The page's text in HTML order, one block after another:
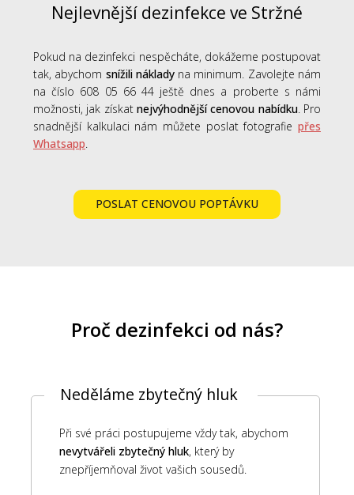
Nejlevnější dezinfekce ve Stržné
Pokud na dezinfekci nespěcháte, dokážeme postupovat
tak, abychom snížili nákladyna minimum. Zavolejte nám
na číslo 608 05 66 44 ještě dnes a proberte s námi
možnosti, jak získat nejvýhodnější cenovou nabídku. Pro
snadnější kalkulaci nám můžete poslat fotografie přes
Whatsapp.
POSLAT CENOVOU POPTÁVKU
Proč dezinfekci od nás?
Neděláme zbytečný hluk
Při své práci postupujeme vždy tak, abychom
nevytvářeli zbytečný hluk, který by
znepříjemňoval život vašich sousedů.